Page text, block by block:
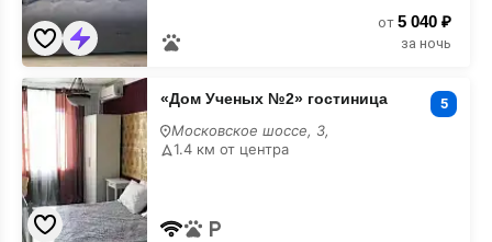
от 5 040 ₽
за ночь
«Дом
Ученых
№2»
гостиница
«Дом Ученых №2» гостиница 5
Московское шоссе, 3,
1.4 км от центра